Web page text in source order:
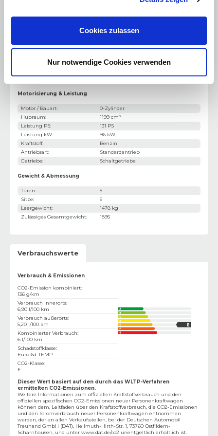
Cookies zulassen
Nur notwendige Cookies verwenden
LM-Felgen
Motorisierung & Leistung
Motor / Bauart:
0-Zylinder
Hubraum:
1199 cm³
Leistung PS:
131 PS
Leistung kW:
96 kW
Kraftstoff:
Benzin
Antriebsart:
Standardantrieb
Getriebe: Schaltgetriebe
Gewicht & Abmessung
Türen:
5
Sitze:
5
Leergewicht:
1478 kg
Zulässiges Gesamtgewicht: 1895
Verbrauchswerte
Verbrauch & Emissionen
CO2-Emission kombiniert:
136 g/km
Verbrauch innerorts:
6,90 l/100 km
Verbrauch außerorts:
5,20 l/100 km
Kombinierter Verbrauch:
6 l/100 km
Schadstoffklasse:
Euro 6d-TEMP
CO2-Klasse:
E
Dieser Wert basiert auf den durch das WLTP-Verfahren
ermittelten CO2-Emissionen.
Weitere Informationen zum offiziellen Kraftstoffverbrauch und den
offiziellen spezifischen CO2-Emissionen neuer Personenkraftwagen
können dem‚ Leitfaden über den Kraftstoffverbrauch, die CO2-Emissionen
und den Stromverbrauch neuer Personenkraftwagen entnommen
werden, der an allen Verkaufsstellen, bei der Deutschen Automobil
Treuhand GmbH (DAT), Hellmuth-Hirth-Str. 1, 73760 Ostfildern-
Scharnhausen, und unter www.dat.de/co2 unentgeltlich erhältlich ist.